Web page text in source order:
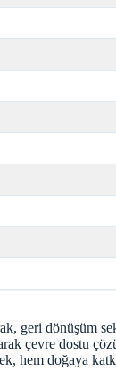
geri dönüşüm
çevre dostu
hem doğaya